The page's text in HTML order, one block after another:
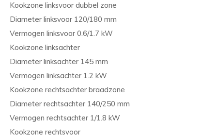
Kookzone linksvoor dubbel zone
Diameter linksvoor 120/180 mm
Vermogen linksvoor 0.6/1.7 kW
Kookzone linksachter
Diameter linksachter 145 mm
Vermogen linksachter 1.2 kW
Kookzone rechtsachter braadzone
Diameter rechtsachter 140/250 mm
Vermogen rechtsachter 1/1.8 kW
Kookzone rechtsvoor